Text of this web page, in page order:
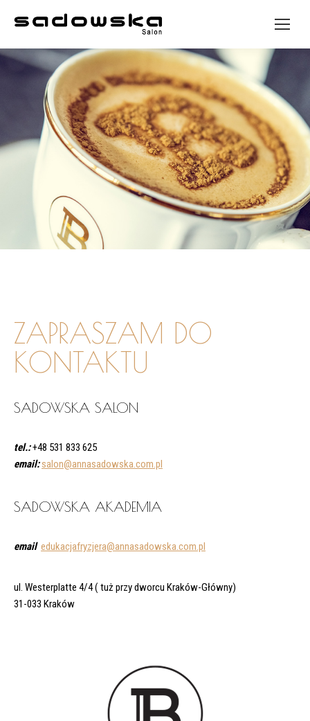
ZAPRASZAM DO
KONTAKTU
SADOWSKA SALON
tel.:+48 531 833 625
email:salon@annasadowska.com.pl
SADOWSKA AKADEMIA
email edukacjafryzjera@annasadowska.com.pl
ul. Westerplatte 4/4 ( tuż przy dworcu Kraków-Główny)
31-033 Kraków